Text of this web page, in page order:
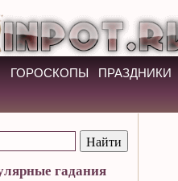
ГОРОСКОПЫ ПРАЗДНИКИ
гадания